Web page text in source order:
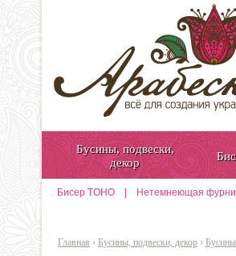
Бусины, подвески,
декор
Бисер TOHO Нетемнеющая
Главная › Бусины, подвески, декор › Бусины